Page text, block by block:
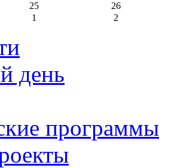
25
26
1 2
день
программы